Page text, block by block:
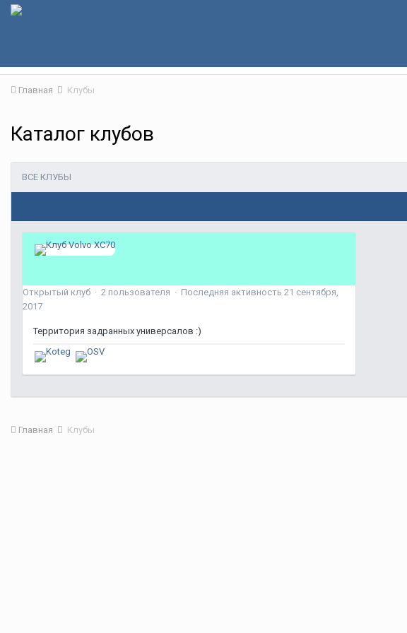
Главная Клубы
Каталог клубов
ВСЕ КЛУБЫ
Открытый клуб · 2 пользователя · Последняя активность 21 сентября,
2017
Территория задранных универсалов :)
Главная Клубы